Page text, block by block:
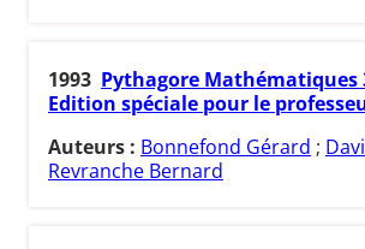
1993 Pythagore Mathématiques
Edition spéciale pour le
Auteurs : Bonnefond Gérard ;
Revranche Bernard